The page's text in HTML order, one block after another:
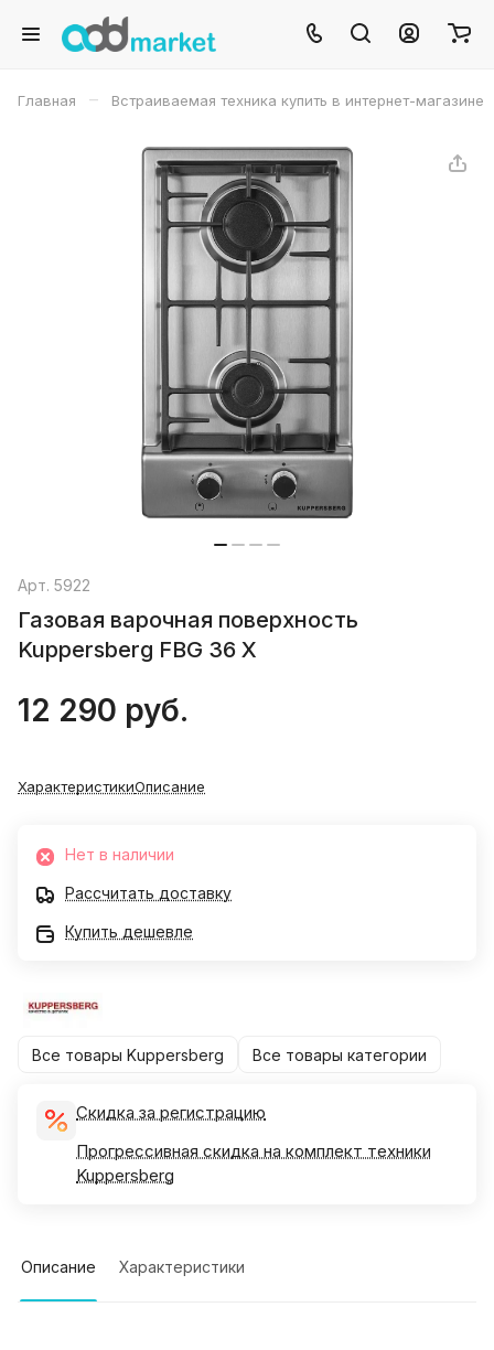
Главная – Встраиваемая техника купить в интернет-магазине
Арт. 5922
Газовая варочная поверхность
Kuppersberg FBG 36 X
12 290 руб.
ХарактеристикиОписание
Нет в наличии
Рассчитать доставку
Купить дешевле
Все товары Kuppersberg Все товары категории
Скидка за регистрацию
Прогрессивная скидка на комплект техники
Kuppersberg
Описание Характеристики